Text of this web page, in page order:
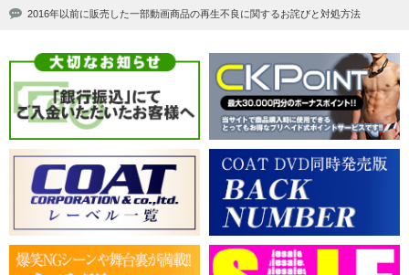
2016年以前に販売した一部動画商品の再生不良に関するお詫びと対処方法